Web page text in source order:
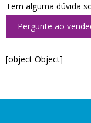
Tem alguma dúvida
Pergunte ao
[object Object]